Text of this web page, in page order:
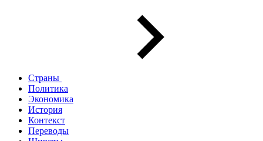
Страны
Политика
Экономика
История
Контекст
Переводы